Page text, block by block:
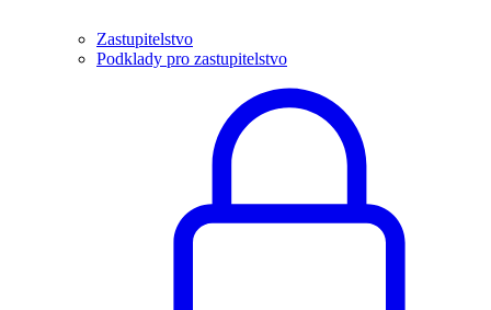
Zastupitelstvo
Podklady pro zastupitelstvo